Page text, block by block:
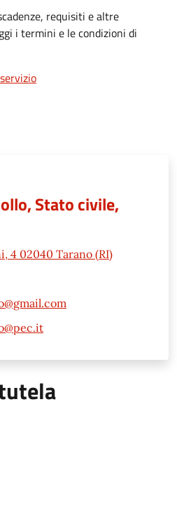
requisiti e altre
i termini e le condizioni di
Stato civile,
4 02040 Tarano (RI)